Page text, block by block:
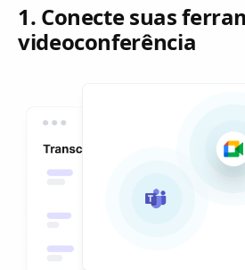
1. Conecte suas
videoconferência